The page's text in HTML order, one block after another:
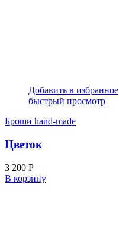
Добавить в избранное
быстрый просмотр
Броши hand-made
Цветок
3 200 Р
В корзину